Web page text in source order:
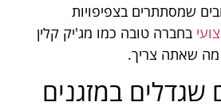
שמסתתרים בצפיפויות
בחברה טובה כמו מג'יק קלין
מה שאתה צריך.
שגדלים במזגנים